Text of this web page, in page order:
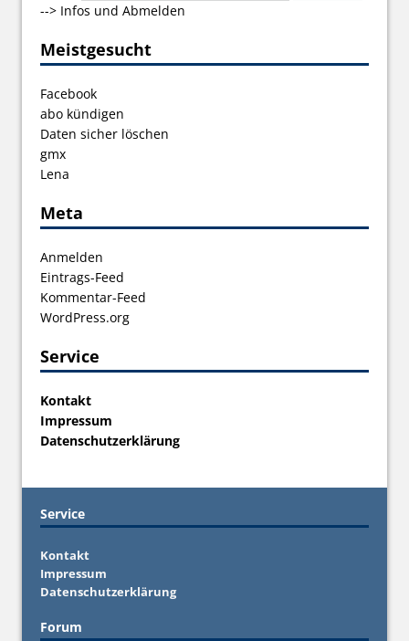
--> Infos und Abmelden
Meistgesucht
Facebook
abo kündigen
Daten sicher löschen
gmx
Lena
Meta
Anmelden
Eintrags-Feed
Kommentar-Feed
WordPress.org
Service
Kontakt
Impressum
Datenschutzerklärung
Service
Kontakt
Impressum
Datenschutzerklärung
Forum